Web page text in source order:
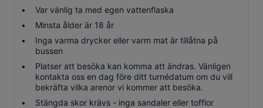
Var vänlig ta med egen vattenflaska
Minsta ålder är 18 år
Inga varma drycker eller varm mat är tillåtna på
bussen
Platser att besöka kan komma att ändras. Vänligen
kontakta oss en dag före ditt turnédatum om du vill
bekräfta vilka arenor vi kommer att besöka.
Stängda skor krävs - inga sandaler eller tofflor